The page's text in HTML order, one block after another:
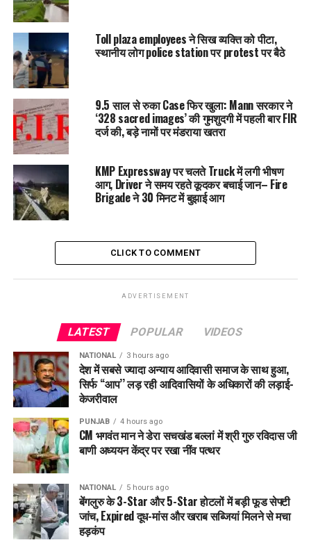
एंबेसी ने स्पष्ट किया है कि अगली सूचना तक सभी गैर-जरूरी यात्राओं से
बचा जाए। जो लोग फिलहाल वहां रह रहे हैं, उन्हें अपने दस्तावेज, पहचान
पत्र और जरूरी संपर्क नंबर अपने पास रखने की सलाह दी गई है। दूतावास
ने यह भी आश्वासन दिया है कि वह हालात पर लगातार नजर रखे हुए है और
भारतीय नागरिकों की सुरक्षा सुनिश्चित करने के लिए आवश्यक कदम उठाने
को तैयार है।
भारतीय नागरिकों से अपील की गई है कि वे शांत रहें, संयम बनाए रखें और
आधिकारिक स्रोतों से प्राप्त जानकारी पर ही भरोसा करें। स्थिति में किसी
भी बड़े बदलाव की जानकारी समय-समय पर साझा की जाएगी।
RELATED TOPICS: ADVISORY
BREAKINGNEWS
EMERGENCYHELPLINE
INDIANCITIZENS
INDIANEMBASSY
IRANCRISIS
गायक Hans Raj Hans श्री दरबार साहिब में हुए नतमस्तक,
राजनीति से दूरी पर दिया जवाब!
Vigilance का बड़ा एक्शन! पटवारी को रिश्वत लेते रंगे हाथ किया
Toll plaza employees ने सिख व्यक्ति को पीटा,
स्थानीय लोग police station पर protest पर बैठे
9.5 साल से रुका Case फिर खुला: Mann सरकार ने
‘328 sacred images’ की गुमशुदगी में पहली बार FIR
दर्ज की, बड़े नामों पर मंडराया खतरा
KMP Expressway पर चलते Truck में लगी भीषण
आग, Driver ने समय रहते कूदकर बचाई जान– Fire
Brigade ने 30 मिनट में बुझाई आग
CLICK TO COMMENT
ADVERTISEMENT
LATEST POPULAR VIDEOS
NATIONAL 3 hours ago
देश में सबसे ज्यादा अन्याय आदिवासी समाज के साथ हुआ,
सिर्फ ‘‘आप’’ लड़ रही आदिवासियों के अधिकारों की लड़ाई-
केजरीवाल
PUNJAB 4 hours ago
CM भगवंत मान ने डेरा सचखंड बल्लां में श्री गुरु रविदास जी
बाणी अध्ययन केंद्र पर रखा नींव पत्थर
NATIONAL 5 hours ago
बेंगलुरु के 3-Star और 5-Star होटलों में बड़ी फूड सेफ्टी
जांच, Expired दूध-मांस और खराब सब्जियां मिलने से मचा
हड़कंप